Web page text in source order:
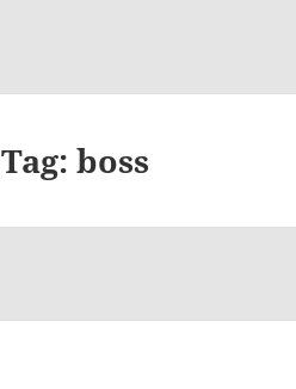
Tag:boss